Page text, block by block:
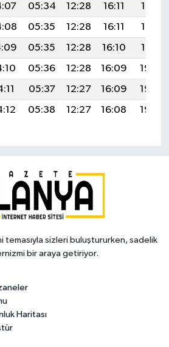
05:34 12:28 16:11
19:13
05:35 12:28 16:11
19:12
05:35 12:28 16:10
19:10
05:36 12:28 16:09
19:09
05:37 12:27 16:09
19:08
05:38 12:27 16:08 19:06
temasıyla sizleri buluştururken, sadelik
bir araya getiriyor.
Haritası